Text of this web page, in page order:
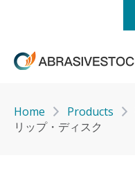
Home Products
リップ・ディスク